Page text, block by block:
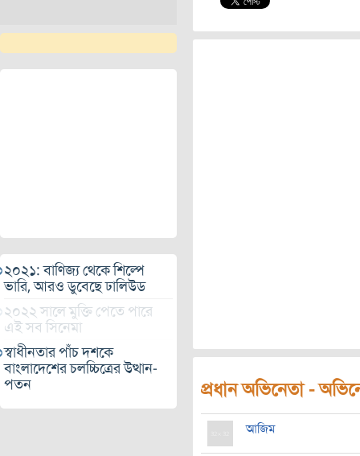
২০২১: বাণিজ্য থেকে শিল্পে
ভারি, আরও ডুবেছে ঢালিউড
২০২২ সালে মুক্তি পেতে পারে
এই সব সিনেমা
স্বাধীনতার পাঁচ দশকে
বাংলাদেশের চলচ্চিত্রের উত্থান-
পতন
প্রধান অভিনেতা -
আজিম